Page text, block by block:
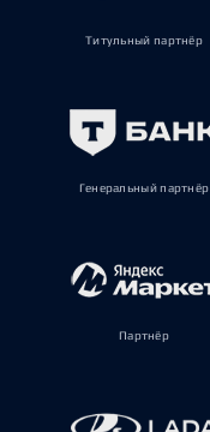
Титульный партнёр
Генеральный партнёр
Партнёр